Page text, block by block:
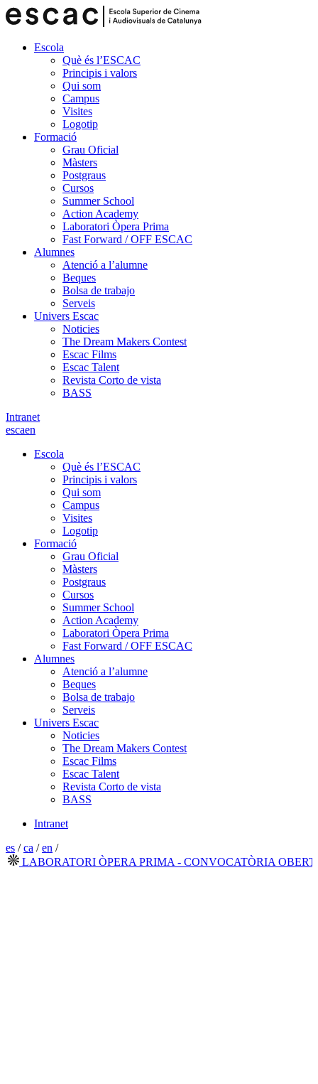
Escola
Què és l’ESCAC
Principis i valors
Qui som
Campus
Visites
Logotip
Formació
Grau Oficial
Màsters
Postgraus
Cursos
Summer School
Action Academy
Laboratori Òpera Prima
Fast Forward / OFF ESCAC
Alumnes
Atenció a l’alumne
Beques
Bolsa de trabajo
Serveis
Univers Escac
Noticies
The Dream Makers Contest
Escac Films
Escac Talent
Revista Corto de vista
BASS
Intranet
escaen
Escola
Què és l’ESCAC
Principis i valors
Qui som
Campus
Visites
Logotip
Formació
Grau Oficial
Màsters
Postgraus
Cursos
Summer School
Action Academy
Laboratori Òpera Prima
Fast Forward / OFF ESCAC
Alumnes
Atenció a l’alumne
Beques
Bolsa de trabajo
Serveis
Univers Escac
Noticies
The Dream Makers Contest
Escac Films
Escac Talent
Revista Corto de vista
BASS
Intranet
es /ca /en /
LABORATORI ÒPERA PRIMA - CONVOCATÒRIA OBERTA